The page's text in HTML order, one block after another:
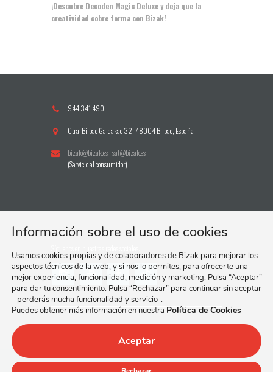
¡Descubre Decoden Magic Deluxe y deja que la
creatividad cobre forma con Bizak!
944 341 490
Ctra. Bilbao Galdakao 32, 48004 Bilbao, España
bizak@bizak.es·sat@bizak.es
(Servicio al consumidor)
Información sobre el uso de cookies
Usamos cookies propias y de colaboradores de Bizak para mejorar los
aspectos técnicos de la web, y si nos lo permites, para ofrecerte una
mejor experiencia, funcionalidad, medición y marketing. Pulsa “Aceptar”
para dar tu consentimiento. Pulsa “Rechazar” para continuar sin aceptar
- perderás mucha funcionalidad y servicio-.
Puedes obtener más información en nuestra Política de Cookies
Aceptar